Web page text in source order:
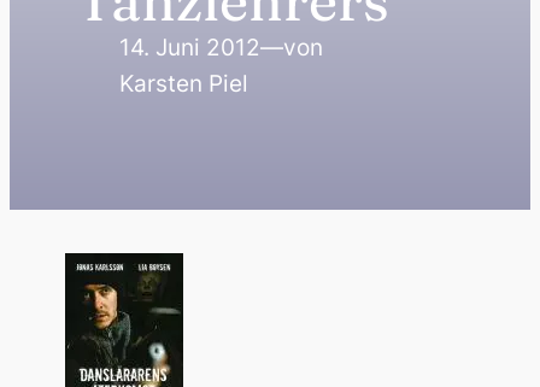
14. Juni 2012—von
Karsten Piel